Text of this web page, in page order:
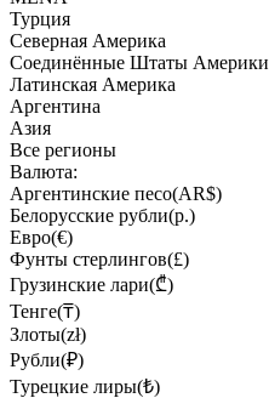
Турция
Северная Америка
Соединённые Штаты Америки
Латинская Америка
Аргентина
Азия
Все регионы
Валюта:
Аргентинские песо(AR$)
Белорусские рубли(р.)
Евро(€)
Фунты стерлингов(£)
Грузинские лари(₾)
Тенге(₸)
Злоты(zł)
Рубли(₽)
Турецкие лиры(₺)